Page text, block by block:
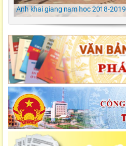
Anh khai giang nam hoc 2018-2019